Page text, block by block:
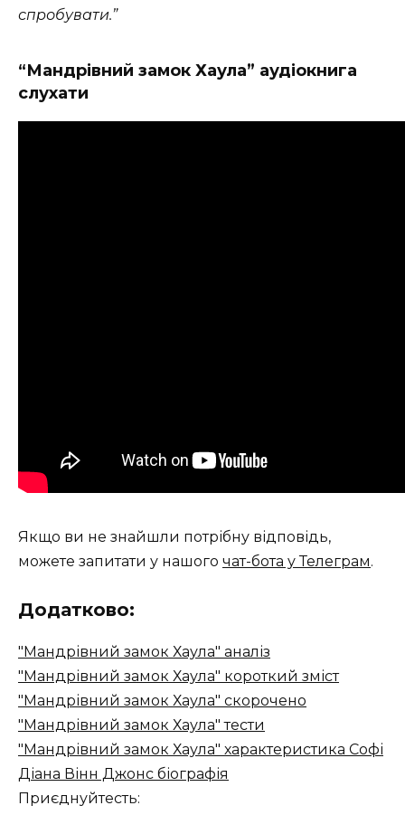
спробувати.”
“Мандрівний замок Хаула” аудіокнига
слухати
Якщо ви не знайшли потрібну відповідь,
можете запитати у нашого чат-бота у Телеграм.
Додатково:
"Мандрівний замок Хаула" аналіз
"Мандрівний замок Хаула" короткий зміст
"Мандрівний замок Хаула" скорочено
"Мандрівний замок Хаула" тести
"Мандрівний замок Хаула" характеристика Софі
Діана Вінн Джонс біографія
Приєднуйтесть: